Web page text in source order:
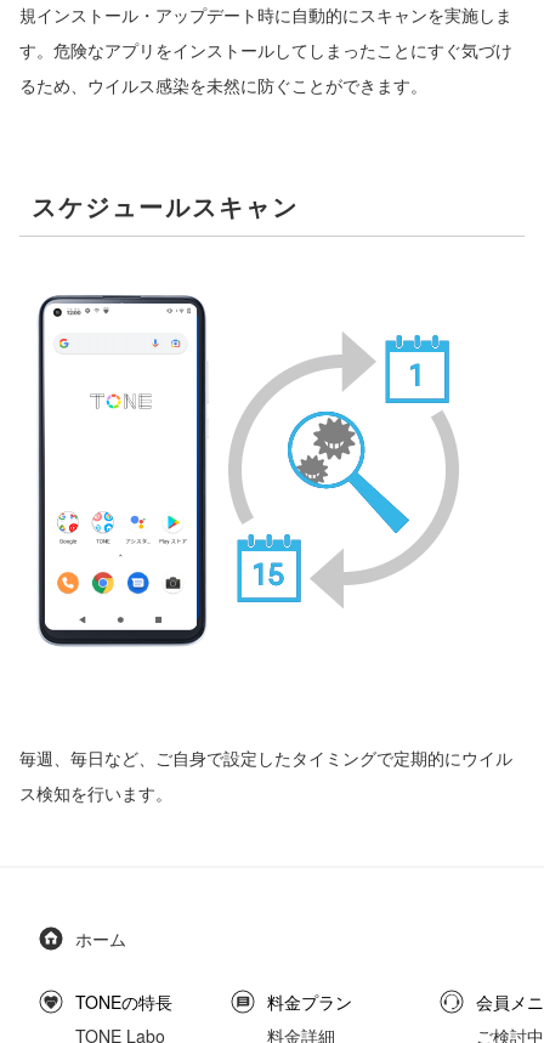
規インストール・アップデート時に自動的にスキャンを実施しま
す。危険なアプリをインストールしてしまったことにすぐ気づけ
るため、ウイルス感染を未然に防ぐことができます。
スケジュールスキャン
毎週、毎日など、ご自身で設定したタイミングで定期的にウイル
ス検知を行います。
ホーム
TONEの特長
TONE Labo
料金プラン
料金詳細
会員メ
ご検討